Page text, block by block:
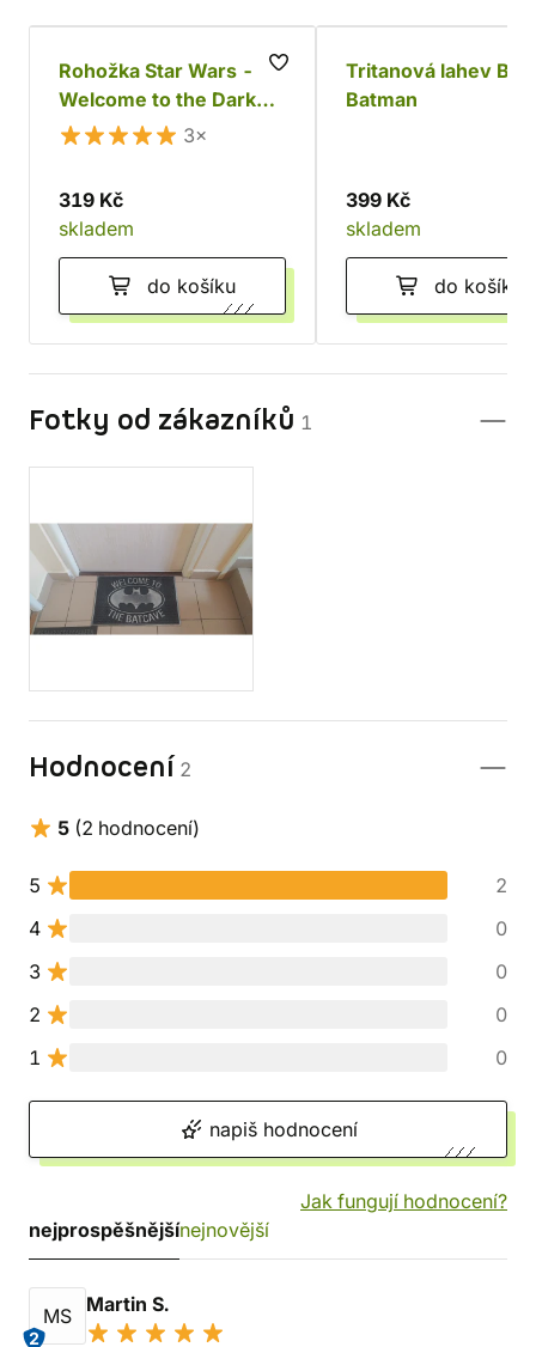
Rohožka Star Wars -
Welcome to the Dark
Side, pryž
3×
319 Kč
skladem
do košíku
Tritanová lahev
Batman
399 Kč
skladem
do košíku
Fotky od zákazníků 1
Hodnocení 2
5 (2 hodnocení)
5
2
4
0
3
0
2
0
1
0
napiš hodnocení
Jak fungují hodnocení?
nejprospěšnějšínejnovější
MS
2
Martin S.